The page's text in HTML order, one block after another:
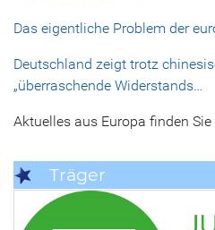
Das eigentliche Problem der
Deutschland zeigt trotz
„überraschende Widerstands…
Aktuelles aus Europa finden
Träger